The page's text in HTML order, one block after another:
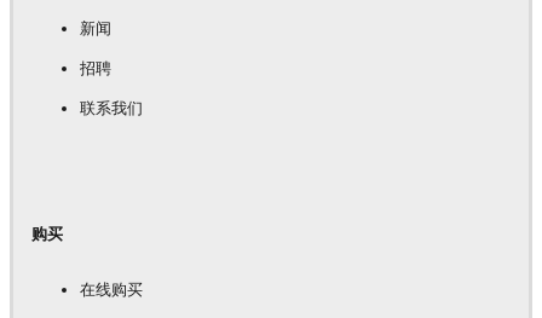
新闻
招聘
联系我们
购买
在线购买